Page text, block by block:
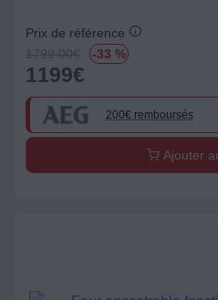
Prix de référence
1799.00€ -33 %
1199€
200€ remboursés
Ajouter